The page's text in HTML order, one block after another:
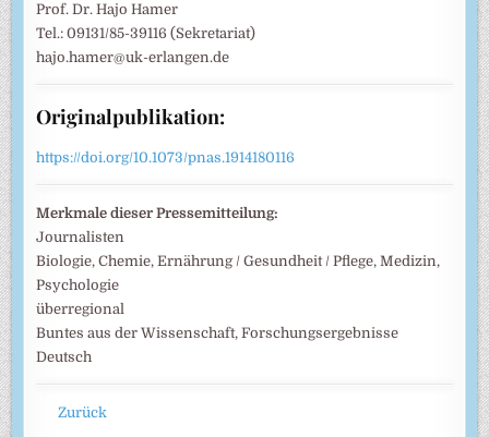
Prof. Dr. Hajo Hamer
Tel.: 09131/85-39116 (Sekretariat)
hajo.hamer@uk-erlangen.de
Originalpublikation:
https://doi.org/10.1073/pnas.1914180116
Merkmale dieser Pressemitteilung:
Journalisten
Biologie, Chemie, Ernährung / Gesundheit / Pflege, Medizin,
Psychologie
überregional
Buntes aus der Wissenschaft, Forschungsergebnisse
Deutsch
Zurück